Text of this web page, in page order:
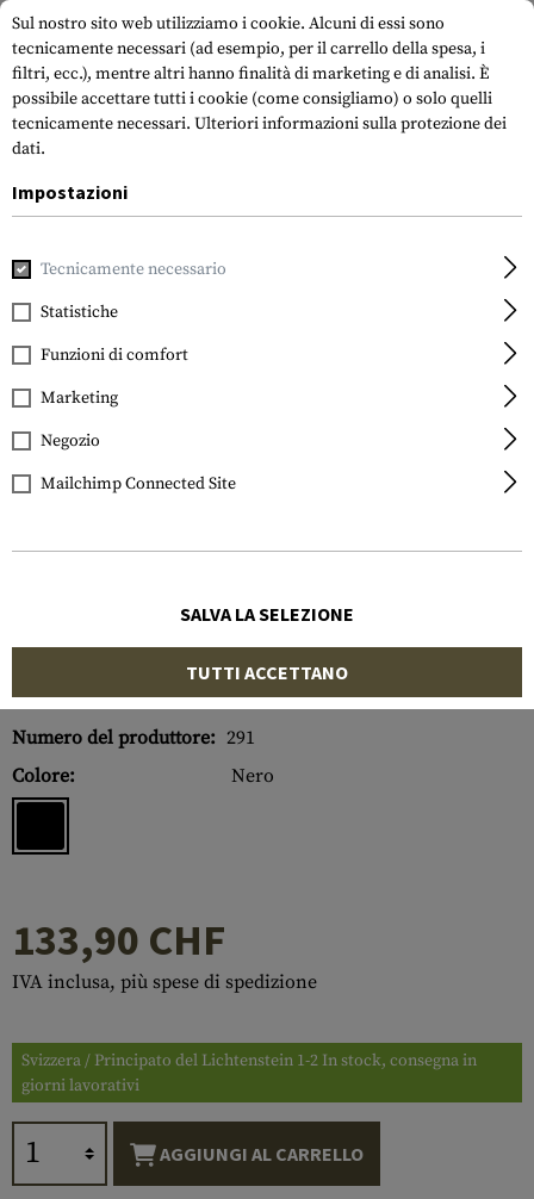
Wiley X
XL-1 Advanced Goggles
Numero di articolo:
10215606000
Numero del produttore: 291
Colore:
Nero
133,90 CHF
IVA inclusa, più spese di spedizione
Svizzera / Principato del Lichtenstein 1-2 In stock, consegna in
giorni lavorativi
AGGIUNGI AL CARRELLO
Sul nostro sito web utilizziamo i cookie. Alcuni di essi sono
tecnicamente necessari (ad esempio, per il carrello della spesa, i
filtri, ecc.), mentre altri hanno finalità di marketing e di analisi. È
possibile accettare tutti i cookie (come consigliamo) o solo quelli
tecnicamente necessari. Ulteriori informazioni sulla protezione dei
dati.
Impostazioni
Tecnicamente necessario
Statistiche
Funzioni di comfort
Marketing
Negozio
Mailchimp Connected Site
SALVA LA SELEZIONE
TUTTI ACCETTANO